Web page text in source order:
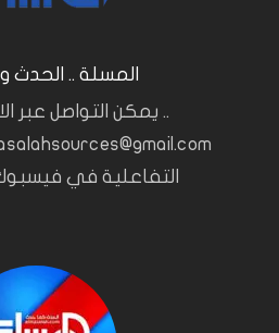
المسلة .. الحدث
.. يمكن التواصل عبر
التفاعلية في